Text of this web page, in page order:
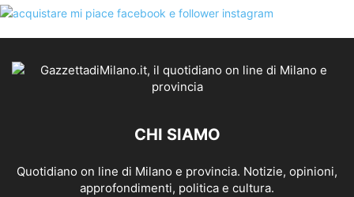
CHI SIAMO
Quotidiano on line di Milano e provincia. Notizie, opinioni,
approfondimenti, politica e cultura.